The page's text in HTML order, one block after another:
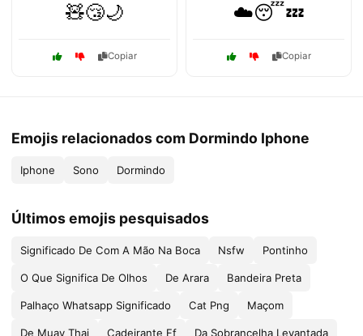
🧸😴🌙
Copiar
☁️😴💤
Copiar
Emojis relacionados com Dormindo Iphone
Iphone Sono Dormindo
Últimos emojis pesquisados
Significado De Com A Mão Na Boca Nsfw Pontinho
O Que Significa De Olhos De Arara Bandeira Preta
Palhaço Whatsapp Significado Cat Png Maçom
De Muay Thai Cadeirante Ff Da Sobrancelha Levantada